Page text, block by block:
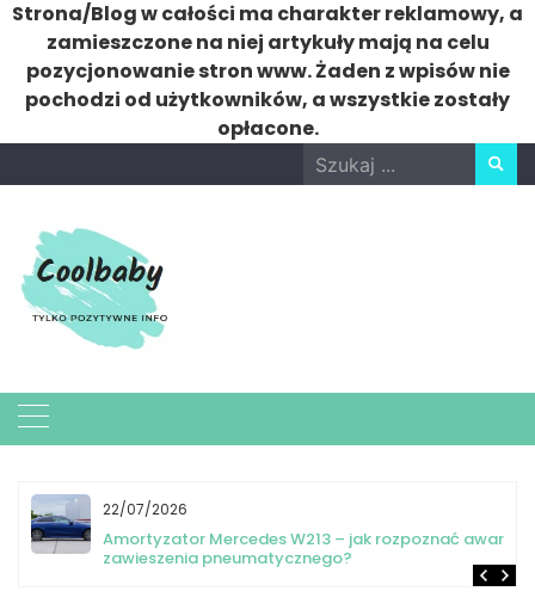
Strona/Blog w całości ma charakter reklamowy, a
zamieszczone na niej artykuły mają na celu
pozycjonowanie stron www. Żaden z wpisów nie
pochodzi od użytkowników, a wszystkie zostały
opłacone.
to
Search
for:
22/07/2026
Amortyzator Mercedes W213 – jak rozpoznać awarię
zawieszenia pneumatycznego?